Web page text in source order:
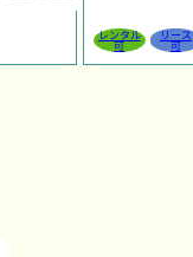
レンタル
可
リース
可